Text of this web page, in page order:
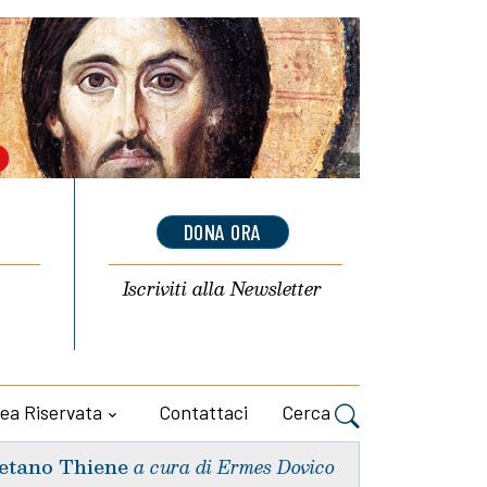
DONA ORA
Iscriviti allaNewsletter
Riservata Contattaci Cerca
Thiene a cura di Ermes Dovico